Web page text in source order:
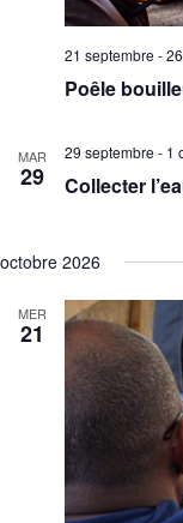
21 septembre -
Poêle
MAR
29
29 septembre - 1
Collecter
octobre 2026
MER
21